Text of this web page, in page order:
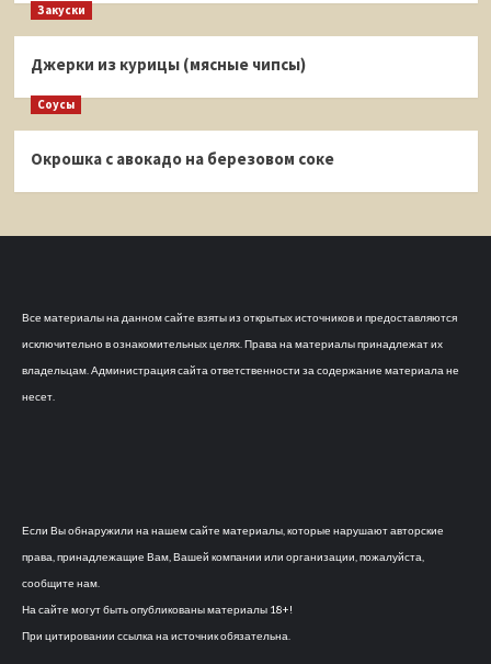
Закуски
Джерки из курицы (мясные чипсы)
Соусы
Окрошка с авокадо на березовом соке
Все материалы на данном сайте взяты из открытых источников и предоставляются
исключительно в ознакомительных целях. Права на материалы принадлежат их
владельцам. Администрация сайта ответственности за содержание материала не
несет.
Если Вы обнаружили на нашем сайте материалы, которые нарушают авторские
права, принадлежащие Вам, Вашей компании или организации, пожалуйста,
сообщите нам.
На сайте могут быть опубликованы материалы 18+!
При цитировании ссылка на источник обязательна.